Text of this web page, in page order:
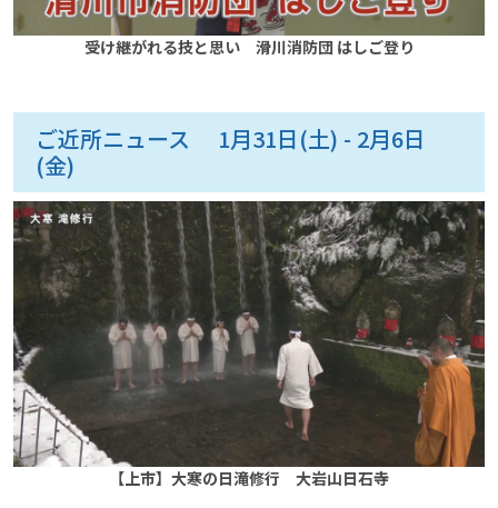
受け継がれる技と思い 滑川消防団 はしご登り
ご近所ニュース 1月31日(土) - 2月6日
(金)
【上市】大寒の日滝修行 大岩山日石寺